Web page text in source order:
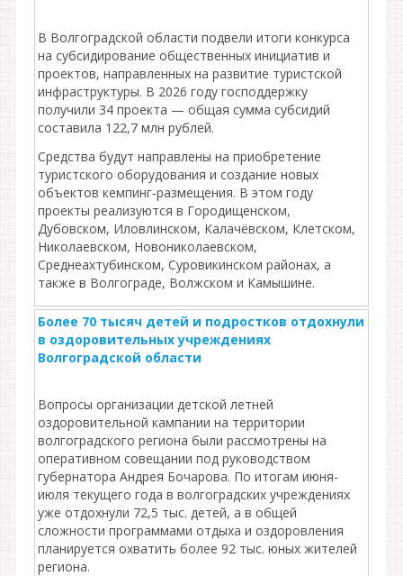
В Волгоградской области подвели итоги конкурса
на субсидирование общественных инициатив и
проектов, направленных на развитие туристской
инфраструктуры. В 2026 году господдержку
получили 34 проекта — общая сумма субсидий
составила 122,7 млн рублей.
Средства будут направлены на приобретение
туристского оборудования и создание новых
объектов кемпинг‑размещения. В этом году
проекты реализуются в Городищенском,
Дубовском, Иловлинском, Калачёвском, Клетском,
Николаевском, Новониколаевском,
Среднеахтубинском, Суровикинском районах, а
также в Волгограде, Волжском и Камышине.
Более 70 тысяч детей и подростков отдохнули
в оздоровительных учреждениях
Волгоградской области
Вопросы организации детской летней
оздоровительной кампании на территории
волгоградского региона были рассмотрены на
оперативном совещании под руководством
губернатора Андрея Бочарова. По итогам июня-
июля текущего года в волгоградских учреждениях
уже отдохнули 72,5 тыс. детей, а в общей
сложности программами отдыха и оздоровления
планируется охватить более 92 тыс. юных жителей
региона.